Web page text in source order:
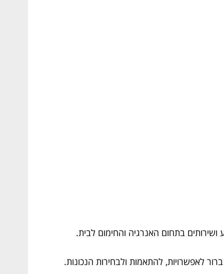
ושירותים בתחום האנרגיה והחימום לבית.
ברור לאפשרויות, להתאמות ולבחירות הנכונות.